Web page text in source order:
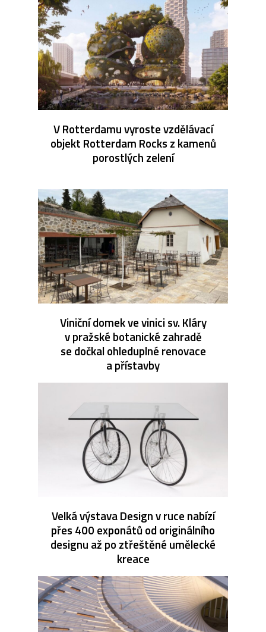
V Rotterdamu vyroste vzdělávací
objekt Rotterdam Rocks z kamenů
porostlých zelení
Viniční domek ve vinici sv. Kláry
v pražské botanické zahradě
se dočkal ohleduplné renovace
a přístavby
Velká výstava Design v ruce nabízí
přes 400 exponátů od originálního
designu až po ztřeštěné umělecké
kreace